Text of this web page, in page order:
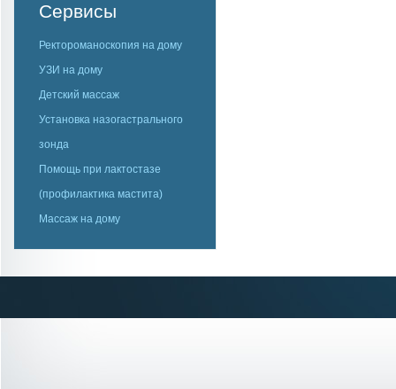
Сервисы
Ректороманоскопия на дому
УЗИ на дому
Детский массаж
Установка назогастрального
зонда
Помощь при лактостазе
(профилактика мастита)
Массаж на дому